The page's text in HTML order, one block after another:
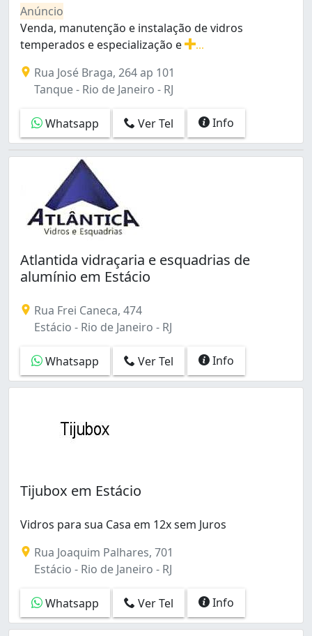
Bento Ribeiro (3)
Bonsucesso (11)
Botafogo (17)
Cachambi (6)
Cacuia (4)
Campo Grande (30)
Campo dos Afonsos (2)
Cascadura (4)
Catete (3)
Catumbi (12)
Centro (36)
Cidade Nova (3)
Cidade de Deus (7)
Coelho Neto (2)
Colégio (5)
Cordovil (10)
Cosmos (6)
Curicica (8)
Del Castilho (1)
Encantado (4)
Engenho da Rainha (5)
Engenho de Dentro (1)
Freguesia (Ilha do Governador) (1)
Gamboa (2)
Grajaú (7)
Guadalupe (1)
Gávea (2)
Humaitá (2)
Anúncio
Venda, manutenção e instalação de vidros
temperados e especialização e
Rua José Braga, 264 ap 101
Tanque - Rio de Janeiro - RJ
Whatsapp Ver Tel Info
Atlantida vidraçaria e esquadrias de
alumínio em Estácio
Rua Frei Caneca, 474
Estácio - Rio de Janeiro - RJ
Whatsapp Ver Tel Info
Tijubox em Estácio
Vidros para sua Casa em 12x sem Juros
Rua Joaquim Palhares, 701
Estácio - Rio de Janeiro - RJ
Whatsapp Ver Tel Info